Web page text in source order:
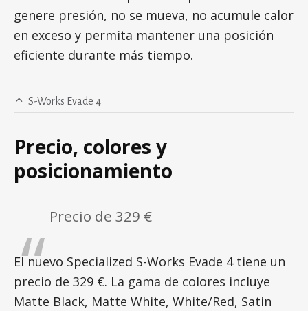
genere presión, no se mueva, no acumule calor
en exceso y permita mantener una posición
eficiente durante más tiempo.
S-Works Evade 4
Precio, colores y
posicionamiento
Precio de 329 €
El nuevo Specialized S-Works Evade 4 tiene un
precio de 329 €. La gama de colores incluye
Matte Black, Matte White, White/Red, Satin